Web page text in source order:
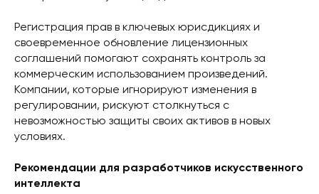
Регистрация прав в ключевых юрисдикциях и
своевременное обновление лицензионных
соглашений помогают сохранять контроль за
коммерческим использованием произведений.
Компании, которые игнорируют изменения в
регулировании, рискуют столкнуться с
невозможностью защиты своих активов в новых
условиях.
Рекомендации для разработчиков искусственного
интеллекта